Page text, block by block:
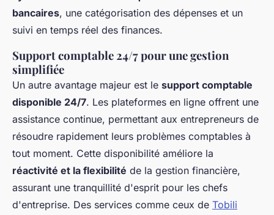
bancaires, une catégorisation des dépenses et un
suivi en temps réel des finances.
Support comptable 24/7 pour une gestion
simplifiée
Un autre avantage majeur est le support comptable
disponible 24/7. Les plateformes en ligne offrent une
assistance continue, permettant aux entrepreneurs de
résoudre rapidement leurs problèmes comptables à
tout moment. Cette disponibilité améliore la
réactivité et la flexibilité de la gestion financière,
assurant une tranquillité d'esprit pour les chefs
d'entreprise. Des services comme ceux de Tobili